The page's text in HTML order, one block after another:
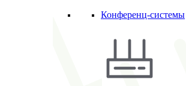
Конференц-системы